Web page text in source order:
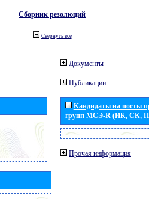
Сборник резолюций
Свернуть все
Документы
Публикации
Кандидаты на посты
групп МСЭ-R (ИК, СК,
Прочая информация